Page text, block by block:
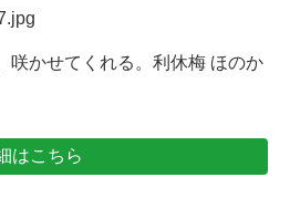
咲かせてくれる。利休梅 ほのか
はこちら